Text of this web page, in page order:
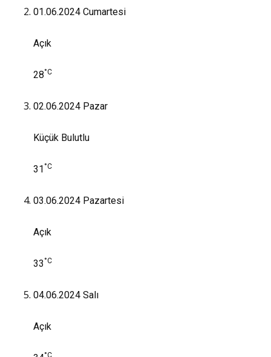
01.06.2024 Cumartesi
Açık
28°C
02.06.2024 Pazar
Küçük Bulutlu
31 °C
03.06.2024 Pazartesi
Açık
33 °C
04.06.2024 Salı
Açık
°C